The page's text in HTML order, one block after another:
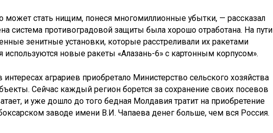
может стать нищим, понеся многомиллионные убытки, — рассказал
система противоградовой защиты была хорошо отработана. На пути
зенитные установки, которые расстреливали их ракетами
новые ракеты «Алазань-6» с картонным корпусом».
аграриев приобретало Министерство сельского хозяйства
Сейчас каждый регион борется за сохранение своих посевов
и уже дошло до того бедная Молдавия тратит на приобретение
заводе имени В.И. Чапаева денег больше, чем вся Россия.